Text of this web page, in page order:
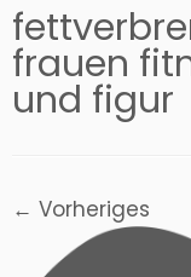
frauen
und figur
← Vorheriges